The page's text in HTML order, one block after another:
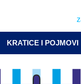
KRATICE I POJMOVI